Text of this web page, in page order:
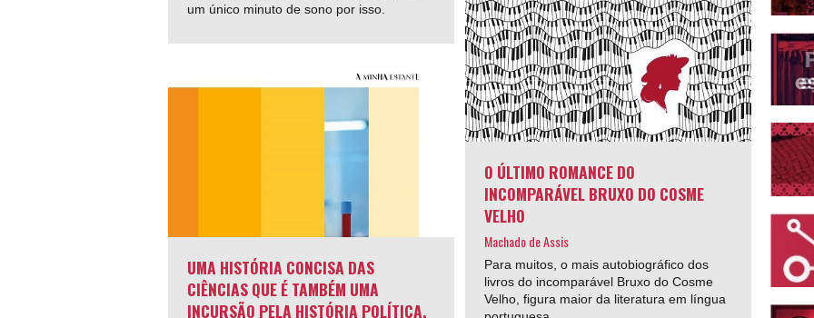
um único minuto de sono por isso.
O ÚLTIMO ROMANCE DO
INCOMPARÁVEL BRUXO DO COSME
VELHO
Machado de Assis
Para muitos, o mais autobiográfico dos
livros do incomparável Bruxo do Cosme
Velho, figura maior da literatura em língua
UMA HISTÓRIA CONCISA DAS
CIÊNCIAS QUE É TAMBÉM UMA
INCURSÃO PELA HISTÓRIA POLÍTICA,